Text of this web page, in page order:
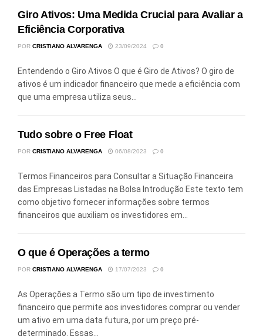
Giro Ativos: Uma Medida Crucial para Avaliar a
Eficiência Corporativa
POR CRISTIANO ALVARENGA 23/09/2024 0
Entendendo o Giro Ativos O que é Giro de Ativos? O giro de
ativos é um indicador financeiro que mede a eficiência com
que uma empresa utiliza seus...
Tudo sobre o Free Float
POR CRISTIANO ALVARENGA 06/08/2023 0
Termos Financeiros para Consultar a Situação Financeira
das Empresas Listadas na Bolsa Introdução Este texto tem
como objetivo fornecer informações sobre termos
financeiros que auxiliam os investidores em...
O que é Operações a termo
POR CRISTIANO ALVARENGA 17/07/2023 0
As Operações a Termo são um tipo de investimento
financeiro que permite aos investidores comprar ou vender
um ativo em uma data futura, por um preço pré-
determinado. Essas...